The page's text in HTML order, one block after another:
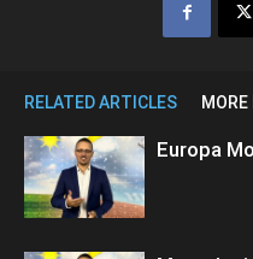
RELATED ARTICLES
Europa